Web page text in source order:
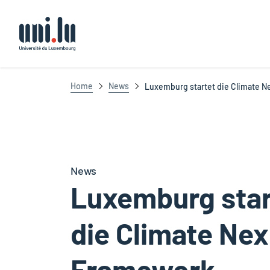
Home News Luxemburg startet die Climate
News
Luxemburg
die Climate